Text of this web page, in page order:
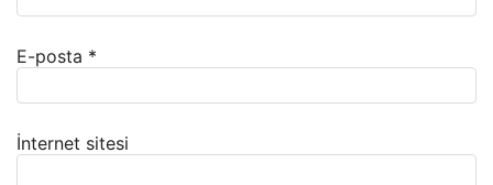
E-posta *
İnternet sitesi